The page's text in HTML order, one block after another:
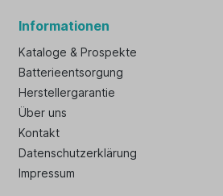
Informationen
Kataloge & Prospekte
Batterieentsorgung
Herstellergarantie
Über uns
Kontakt
Datenschutzerklärung
Impressum